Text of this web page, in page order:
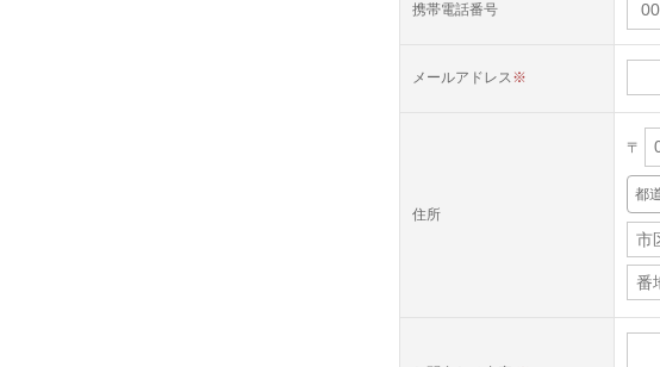
携帯電話番号
メールアドレス※
住所
〒